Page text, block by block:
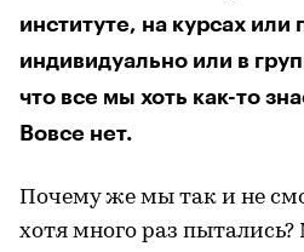
институте, на курсах
индивидуально или в
что все мы хоть как-то
Вовсе нет.
Почему же мы так и не
хотя много раз